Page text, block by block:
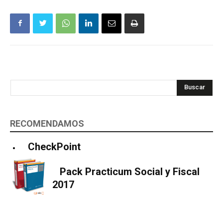
Buscar
RECOMENDAMOS
CheckPoint
Pack Practicum Social y Fiscal
2017